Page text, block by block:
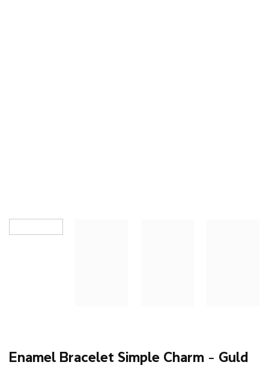
Enamel Bracelet Simple Charm – Guld